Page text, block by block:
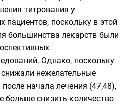
титрования у
пациентов, поскольку в этой
большинства лекарств были
Однако, поскольку
нежелательные
начала лечения (47,48),
больше снизить количество